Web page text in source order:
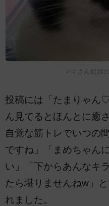
ママさん目線
投稿には「たまりゃん
ん見てるとほんとに
自覚な筋トレでいつの
ですね」「まめちゃん
い」「下からあんなキ
たら堪りませんねw」
れました。